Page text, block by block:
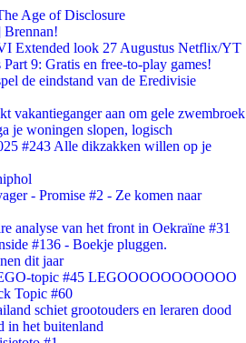
Age of Disclosure
Brennan!
Extended look 27 Augustus Netflix/YT
9: Gratis en free-to-play games!
de eindstand van de Eredivisie
vakantieganger aan om gele zwembroek
je woningen slopen, logisch
#243 Alle dikzakken willen op je
- Promise #2 - Ze komen naar
analyse van het front in Oekraïne #31
#136 - Boekje pluggen.
dit jaar
topic #45 LEGOOOOOOOOOOO
Topic #60
schiet grootouders en leraren dood
in het buitenland